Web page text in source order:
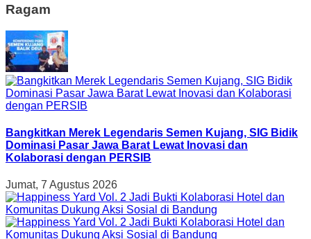
Ragam
Bangkitkan Merek Legendaris Semen Kujang, SIG Bidik
Dominasi Pasar Jawa Barat Lewat Inovasi dan
Kolaborasi dengan PERSIB
Jumat, 7 Agustus 2026